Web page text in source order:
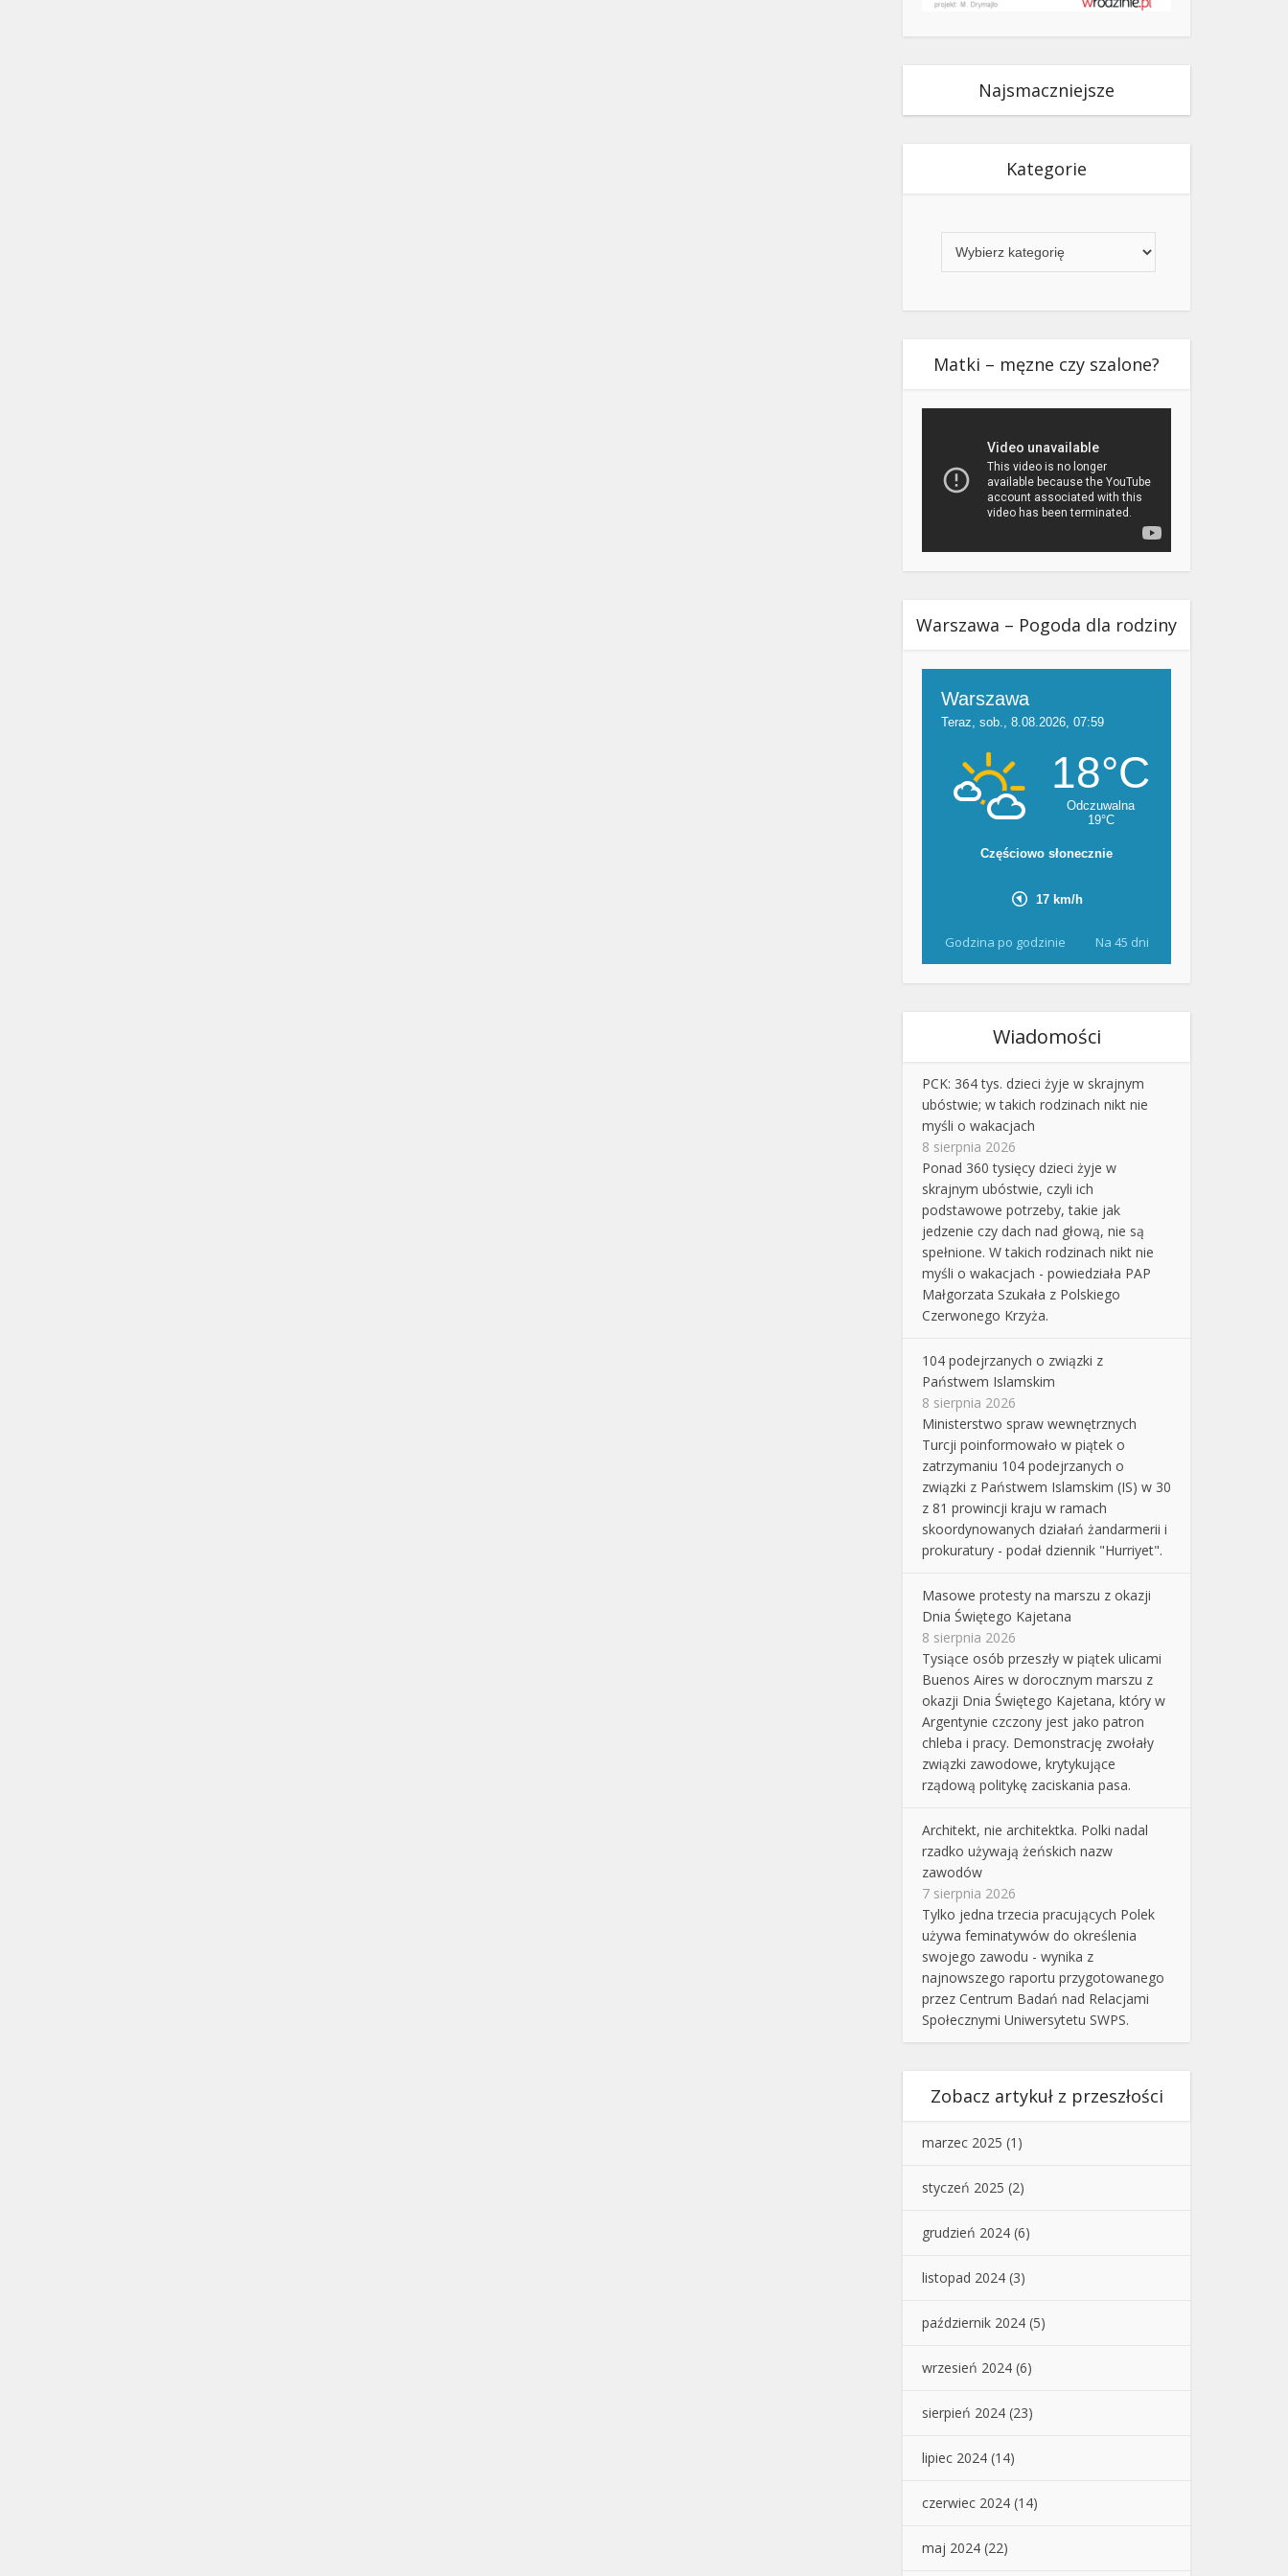
Najsmaczniejsze
Kategorie
Matki – męzne czy szalone?
Warszawa – Pogoda dla rodziny
Godzina po godzinie Na 45 dni
Wiadomości
PCK: 364 tys. dzieci żyje w skrajnym
ubóstwie; w takich rodzinach nikt nie
myśli o wakacjach
8 sierpnia 2026
Ponad 360 tysięcy dzieci żyje w
skrajnym ubóstwie, czyli ich
podstawowe potrzeby, takie jak
jedzenie czy dach nad głową, nie są
spełnione. W takich rodzinach nikt nie
myśli o wakacjach - powiedziała PAP
Małgorzata Szukała z Polskiego
Czerwonego Krzyża.
104 podejrzanych o związki z
Państwem Islamskim
8 sierpnia 2026
Ministerstwo spraw wewnętrznych
Turcji poinformowało w piątek o
zatrzymaniu 104 podejrzanych o
związki z Państwem Islamskim (IS) w 30
z 81 prowincji kraju w ramach
skoordynowanych działań żandarmerii i
prokuratury - podał dziennik "Hurriyet".
Masowe protesty na marszu z okazji
Dnia Świętego Kajetana
8 sierpnia 2026
Tysiące osób przeszły w piątek ulicami
Buenos Aires w dorocznym marszu z
okazji Dnia Świętego Kajetana, który w
Argentynie czczony jest jako patron
chleba i pracy. Demonstrację zwołały
związki zawodowe, krytykujące
rządową politykę zaciskania pasa.
Architekt, nie architektka. Polki nadal
rzadko używają żeńskich nazw
zawodów
7 sierpnia 2026
Tylko jedna trzecia pracujących Polek
używa feminatywów do określenia
swojego zawodu - wynika z
najnowszego raportu przygotowanego
przez Centrum Badań nad Relacjami
Społecznymi Uniwersytetu SWPS.
Zobacz artykuł z przeszłości
marzec 2025 (1)
styczeń 2025 (2)
grudzień 2024 (6)
listopad 2024 (3)
październik 2024 (5)
wrzesień 2024 (6)
sierpień 2024 (23)
lipiec 2024 (14)
czerwiec 2024 (14)
maj 2024 (22)